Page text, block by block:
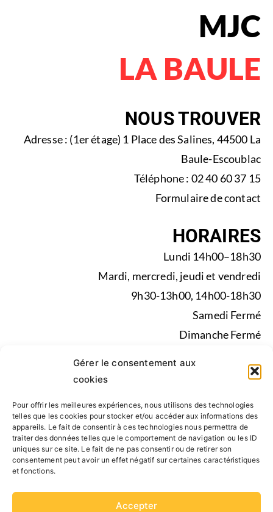
Gérer le consentement aux
cookies
Pour offrir les meilleures expériences, nous utilisons des technologies
telles que les cookies pour stocker et/ou accéder aux informations des
appareils. Le fait de consentir à ces technologies nous permettra de
traiter des données telles que le comportement de navigation ou les ID
uniques sur ce site. Le fait de ne pas consentir ou de retirer son
consentement peut avoir un effet négatif sur certaines caractéristiques
et fonctions.
Accepter
MJC
LA BAULE
NOUS TROUVER
Adresse : (1er étage) 1 Place des Salines, 44500 La
Baule-Escoublac
Téléphone : 02 40 60 37 15
Formulaire de contact
HORAIRES
Lundi 14h00–18h30
Mardi, mercredi, jeudi et vendredi
9h30-13h00, 14h00-18h30
Samedi Fermé
Dimanche Fermé
9h30-13h00, 14h00-17h30
Mentions légales|Politique de confidentialité|
Conseil d’administration, Statuts, Rapport d’activité
SUIVEZ NOUS